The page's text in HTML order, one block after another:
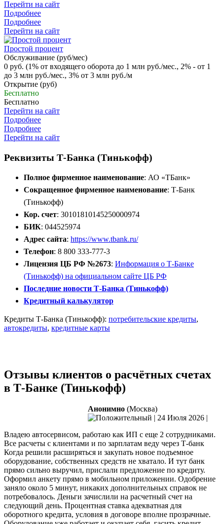
Перейти на сайт
Подробнее
Подробнее
Перейти на сайт
Простой процент
Обслуживание (руб/мес)
0 руб. (1% от входящего оборота до 1 млн руб./мес., 2% - от 1
до 3 млн руб./мес., 3% от 3 млн руб./м
Открытие (руб)
Бесплатно
Бесплатно
Перейти на сайт
Подробнее
Подробнее
Перейти на сайт
Реквизиты Т-Банка (Тинькофф)
Полное фирменное наименование: АО «ТБанк»
Сокращенное фирменное наименование: Т-Банк
(Тинькофф)
Кор. счет: 30101810145250000974
БИК: 044525974
Адрес сайта: https://www.tbank.ru/
Телефон: 8 800 333-777-3
Лицензия ЦБ РФ №2673: Информация о Т-Банке
(Тинькофф) на официальном сайте ЦБ РФ
Последние новости Т-Банка (Тинькофф)
Кредитный калькулятор
Кредиты Т-Банка (Тинькофф): потребительские кредиты,
автокредиты, кредитные карты
Отзывы клиентов о расчётных счетах
в Т-Банке (Тинькофф)
Анонимно (Москва)
| 24 Июля 2026 |
Владею автосервисом, работаю как ИП с еще 2 сотрудниками.
Все расчеты с клиентами и по зарплатам веду через Т-банк
Когда решили расширяться и закупать новое подъемное
оборудование, собственных средств не хватало. И тут банк
прямо сильно выручил, прислали предложение по кредиту.
Оформил анкету прямо в мобильном приложении. Одобрение
заняло около 5 минут, никаких дополнительных справок не
потребовалось. Деньги зачислили на расчетный счет на
следующий день. Процентная ставка адекватная для
оборотного кредита, условия в договоре вполне прозрачные.